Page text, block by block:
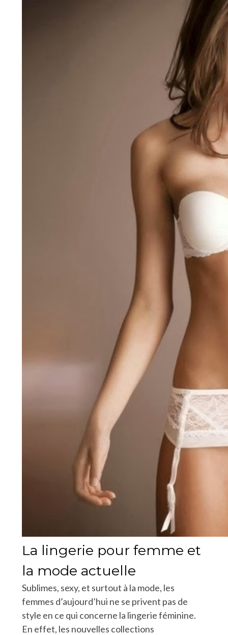
La lingerie pour femme et
la mode actuelle
Sublimes, sexy, et surtout à la mode, les
femmes d’aujourd’hui ne se privent pas de
style en ce qui concerne la lingerie féminine.
En effet, les nouvelles collections